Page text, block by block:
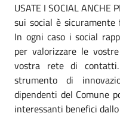
USATE I SOCIAL ANCHE
sui social è
In ogni caso i social
per valorizzare le
vostra rete di
strumento di
dipendenti del Comune
interessanti benefici